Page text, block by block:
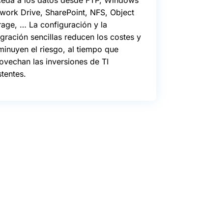
Drive, SharePoint, NFS, Object
… La configuración y la
sencillas reducen los costes y
el riesgo, al tiempo que
las inversiones de TI